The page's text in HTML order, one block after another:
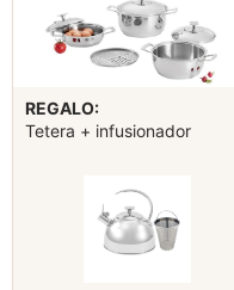
REGALO:
Tetera + infusionador